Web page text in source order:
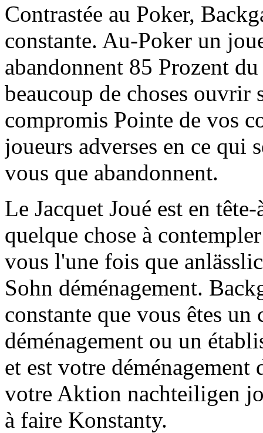
Contrastée au Poker,
constante. Au-Poker un
abandonnent 85 Prozent
beaucoup de choses ouvrir
compromis Pointe de vos
joueurs adverses en ce qui
vous que abandonnent.
Le Jacquet Joué est en
quelque chose à
vous l'une fois que
Sohn déménagement.
constante que vous êtes
déménagement ou un
et est votre déménagement
votre Aktion nachteiligen
à faire Konstanty.